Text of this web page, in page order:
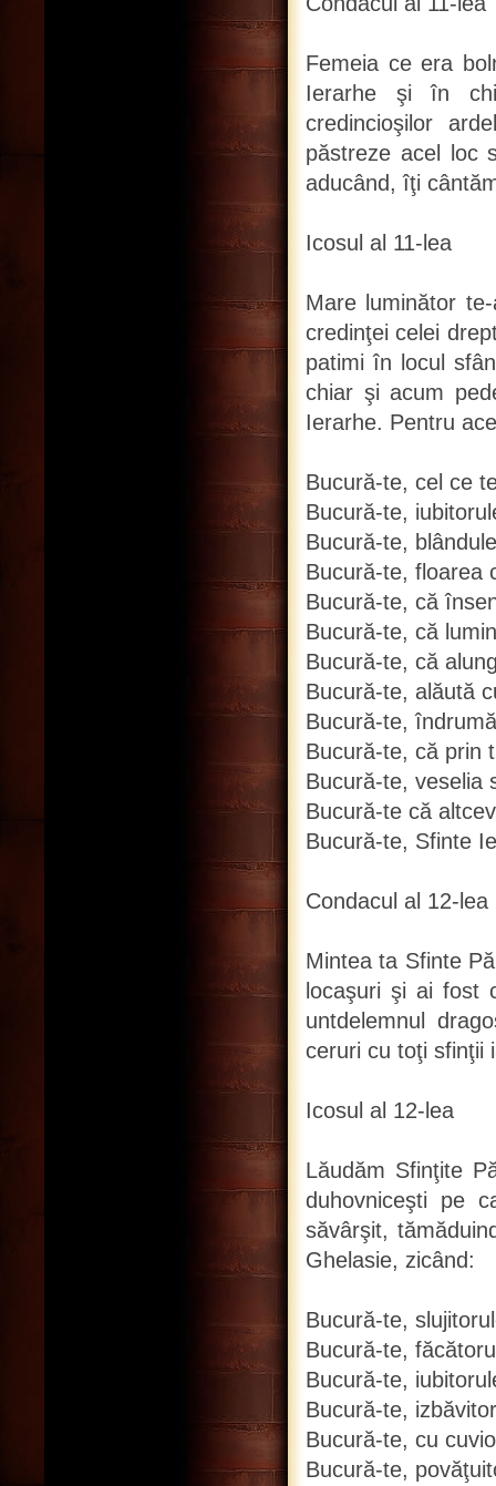
Femeia ce era
Ierarhe şi în
credincioşilor
păstreze acel loc
aducând, îţi
Icosul al 11-lea
Mare luminător
credinţei celei
patimi în locul
chiar şi acum
Ierarhe. Pentru
Bucură-te, cel ce
Bucură-te,
Bucură-te,
Bucură-te, floarea
Bucură-te, că
Bucură-te, că
Bucură-te, că
Bucură-te, alăută
Bucură-te,
Bucură-te, că prin
Bucură-te, veselia
Bucură-te că
Bucură-te, Sfinte
Condacul al 12-lea
Mintea ta Sfinte
locaşuri şi ai fost
untdelemnul
ceruri cu toţi sfinţii
Icosul al 12-lea
Lăudăm Sfinţite
duhovniceşti pe
săvârşit,
Ghelasie, zicând:
Bucură-te,
Bucură-te,
Bucură-te,
Bucură-te,
Bucură-te, cu
Bucură-te,